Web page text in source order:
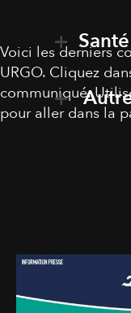
Voici les derniers
URGO. Cliquez
communiqué.
pour aller dans la